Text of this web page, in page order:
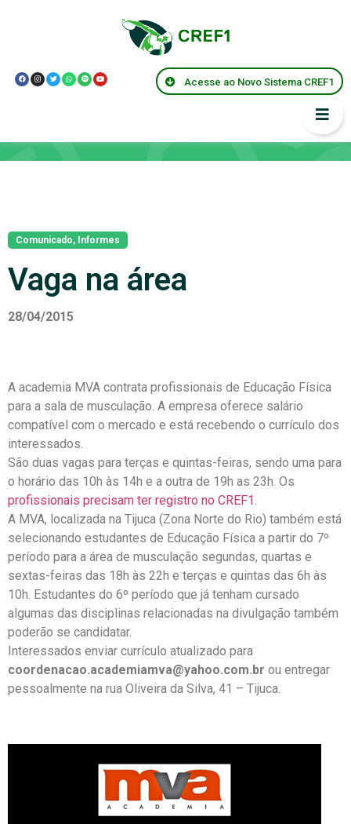
Acesse ao Novo Sistema CREF1
Comunicado, Informes
Vaga na área
28/04/2015
A academia MVA contrata profissionais de Educação Física
para a sala de musculação. A empresa oferece salário
compatível com o mercado e está recebendo o currículo dos
interessados.
São duas vagas para terças e quintas-feiras, sendo uma para
o horário das 10h às 14h e a outra de 19h as 23h. Os
profissionais precisam ter registro no CREF1.
A MVA, localizada na Tijuca (Zona Norte do Rio) também está
selecionando estudantes de Educação Física a partir do 7º
período para a área de musculação segundas, quartas e
sextas-feiras das 18h às 22h e terças e quintas das 6h às
10h. Estudantes do 6º período que já tenham cursado
algumas das disciplinas relacionadas na divulgação também
poderão se candidatar.
Interessados enviar currículo atualizado para
coordenacao.academiamva@yahoo.com.br ou entregar
pessoalmente na rua Oliveira da Silva, 41 – Tijuca.